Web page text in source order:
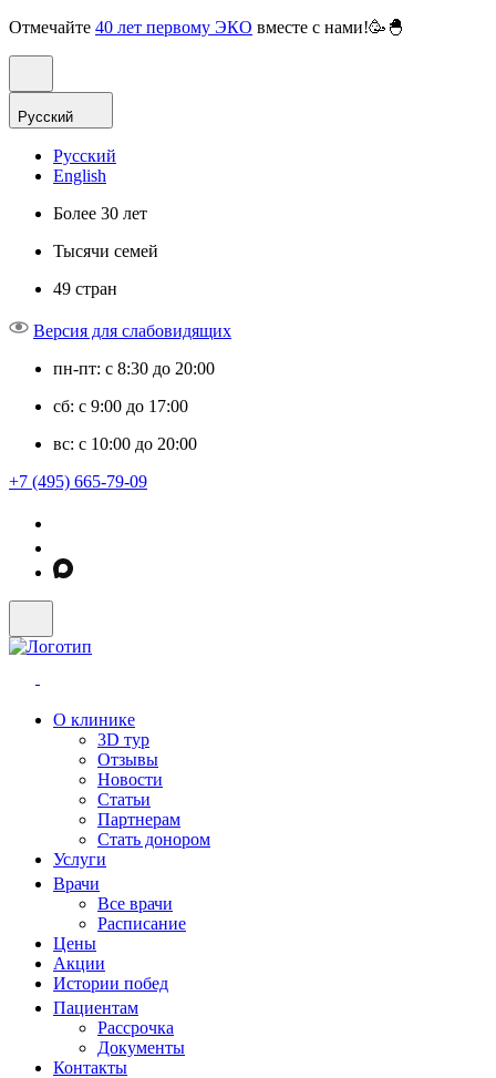
Отмечайте 40 лет первому ЭКО вместе с нами!🥳🐣
Русский
Русский
English
Более 30 лет
Тысячи семей
49 стран
Версия для слабовидящих
пн-пт: с 8:30 до 20:00
сб: с 9:00 до 17:00
вс: с 10:00 до 20:00
+7 (495) 665-79-09
О клинике
3D тур
Отзывы
Новости
Статьи
Партнерам
Стать донором
Услуги
Врачи
Все врачи
Расписание
Цены
Акции
Истории побед
Пациентам
Рассрочка
Документы
Контакты